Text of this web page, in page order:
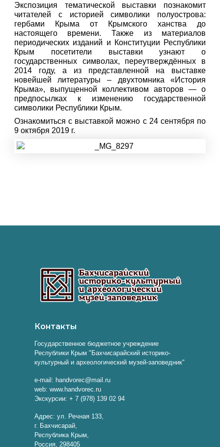
Экспозиция тематической выставки познакомит
читателей с историей символики полуострова:
гербами Крыма от Крымского ханства до
настоящего времени. Также из материалов
периодических изданий и Конституции Республики
Крым посетители выставки узнают о
государственных символах, переутверждённых в
2014 году, а из представленной на выставке
новейшей литературы – двухтомника «История
Крыма», выпущенной коллективом авторов — о
предпосылках к изменению государственной
символики Республики Крым.
Ознакомиться с выставкой можно с 24 сентября по
9 октября 2019 г.
Контакты
Государственное бюджетное учреждение
Республики Крым "Бахчисарайский историко-
культурный и археологический музей-заповедник"
e-mail: handvorec@mail.ru
web: www.handvorec.ru
Экскурсии: + 7 (978) 139 02 94
Адрес: ул. Речная 133,
г. Бахчисарай,
Республика Крым,
Россия, 298405